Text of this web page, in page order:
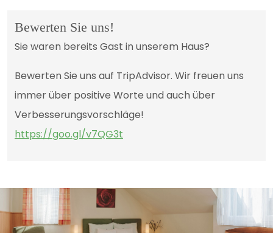
Bewerten Sie uns!
Sie waren bereits Gast in unserem Haus?
Bewerten Sie uns auf TripAdvisor. Wir freuen uns
immer über positive Worte und auch über
Verbesserungsvorschläge!
https://goo.gl/v7QG3t